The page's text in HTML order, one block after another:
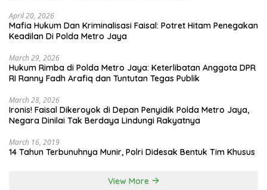
April 20, 2026
Mafia Hukum Dan Kriminalisasi Faisal: Potret Hitam Penegakan
Keadilan Di Polda Metro Jaya
March 29, 2026
Hukum Rimba di Polda Metro Jaya: Keterlibatan Anggota DPR
RI Ranny Fadh Arafiq dan Tuntutan Tegas Publik
March 28, 2026
Ironis! Faisal Dikeroyok di Depan Penyidik Polda Metro Jaya,
Negara Dinilai Tak Berdaya Lindungi Rakyatnya
March 16, 2019
14 Tahun Terbunuhnya Munir, Polri Didesak Bentuk Tim Khusus
View More